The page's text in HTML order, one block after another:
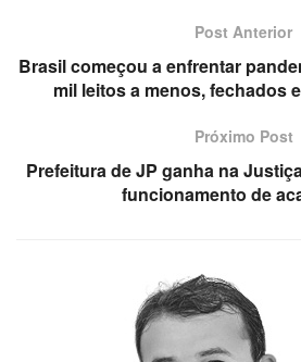
Post Anterior
Brasil começou a enfrentar
mil leitos a menos, fechados
Próximo Post
Prefeitura de JP ganha na
funcionamento de